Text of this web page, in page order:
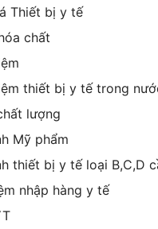
Thiết bị y tế
chất
thiết bị y tế trong
lượng
Mỹ phẩm
thiết bị y tế loại B,C,D
nhập hàng y tế